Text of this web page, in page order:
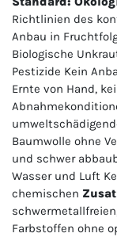
Richtlinien des
Anbau in
Biologische
Pestizide Kein
Ernte von Hand,
Baumwolle ohne
und schwer
Wasser und Luft
chemischen
Farbstoffen ohne